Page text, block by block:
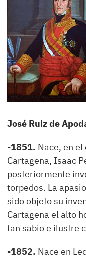
José Ruiz de
-1851. Nace, en
Cartagena, Isaac
posteriormente
torpedos. La
sido objeto su
Cartagena el alto
tan sabio e ilustre
-1852. Nace en